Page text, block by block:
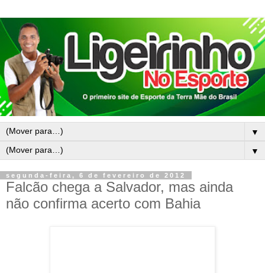
▼
▼
segunda-feira, 6 de fevereiro de 2012
Falcão chega a Salvador, mas ainda
não confirma acerto com Bahia